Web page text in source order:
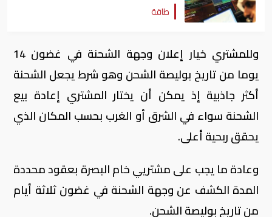
طاقة
وللمشتري خيار إعلان وجهة الشحنة في غضون 14
يوما من تاريخ بوليصة الشحن وهو شرط يجعل الشحنة
أكثر جاذبية إذ يمكن أن يختار المشتري إعادة بيع
الشحنة سواء في الشرق أو الغرب بحسب المكان الذي
يحقق ربحية أعلى.
وعادة ما يجب على مشتريي خام البصرة بعقود محددة
المدة الكشف عن وجهة الشحنة في غضون ثلاثة أيام
من تاريخ بوليصة الشحن.